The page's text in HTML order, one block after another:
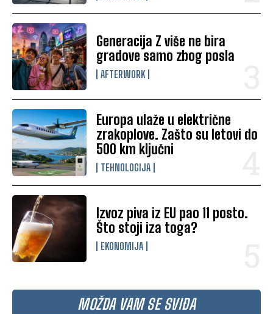
Generacija Z više ne bira
gradove samo zbog posla
AFTERWORK
Europa ulaže u električne
zrakoplove. Zašto su letovi do
500 km ključni
TEHNOLOGIJA
Izvoz piva iz EU pao 11 posto.
Što stoji iza toga?
EKONOMIJA
MOŽDA VAM SE SVIĐA